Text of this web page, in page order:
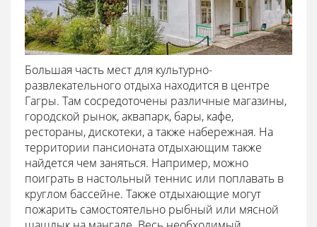
Большая часть мест для культурно-
развлекательного отдыха находится в центре
Гагры. Там сосредоточены различные магазины,
городской рынок, аквапарк, бары, кафе,
рестораны, дискотеки, а также набережная. На
территории пансионата отдыхающим также
найдется чем заняться. Например, можно
поиграть в настольный теннис или поплавать в
круглом бассейне. Также отдыхающие могут
пожарить самостоятельно рыбный или мясной